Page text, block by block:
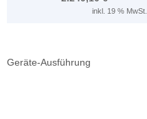
inkl. 19 % MwSt.
Geräte-Ausführung